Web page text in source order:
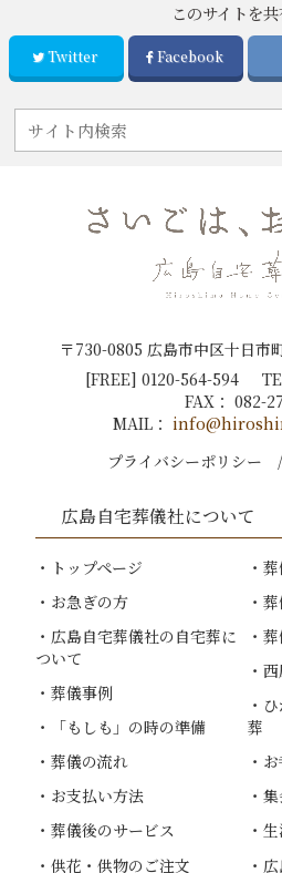
このサイトを
Twitter Facebook
〒730-0805 広島市中区十日市
[FREE]0120-564-594
FAX： 082-
MAIL：
プライバシーポリシー
広島自宅葬儀社について
トップページ
お急ぎの方
広島自宅葬儀社の自宅葬に
ついて
葬儀事例
「もしも」の時の準備
葬儀の流れ
お支払い方法
葬儀後のサービス
供花・供物のご注文
葬